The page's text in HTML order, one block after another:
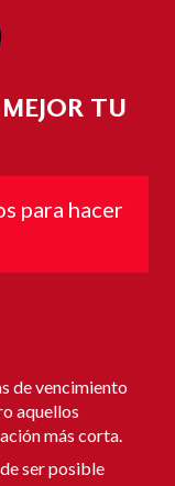
TU
para hacer
de vencimiento
aquellos
más corta.
ser posible